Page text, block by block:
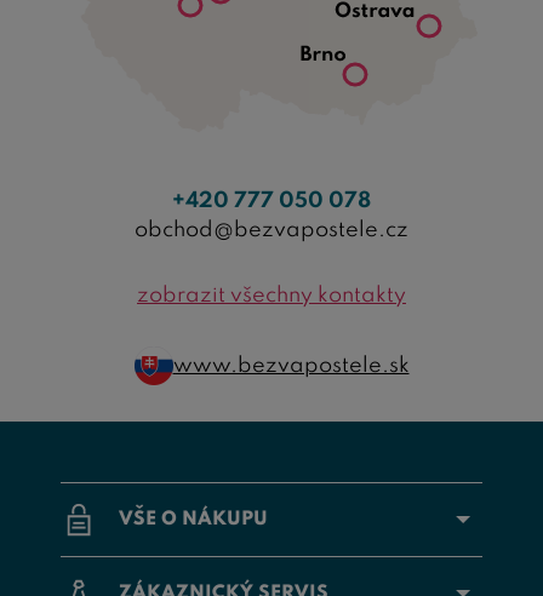
VŠE O NÁKUPU
+420 777 050 078
obchod@bezvapostele.cz
zobrazit všechny kontakty
www.bezvapostele.sk